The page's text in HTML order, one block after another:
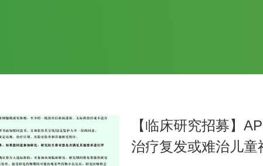
【临床研究招募】
治疗复发或难治儿童